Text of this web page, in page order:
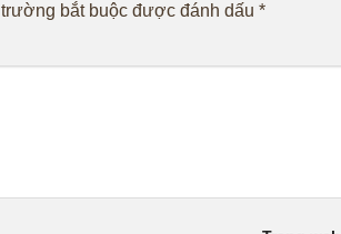
bắt buộc được đánh dấu *